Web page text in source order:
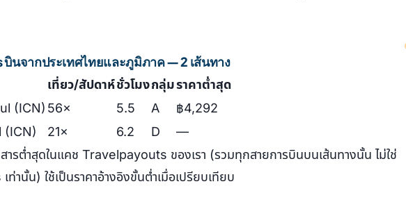
บินจากประเทศไทยและภูมิภาค — 2 เส้นทาง
เที่ยว/สัปดาห์ชั่วโมงกลุ่มราคาต่ำสุด
(ICN) 56× 5.5 A
฿4,292
(ICN)
21× 6.2 D
—
ารต่ำสุดในแคช Travelpayouts ของเรา (รวมทุกสายการบินบนเส้นทางนั้น ไม่ใช่
านั้น) ใช้เป็นราคาอ้างอิงขั้นต่ำเมื่อเปรียบเทียบ